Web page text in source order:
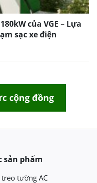
của VGE – Lựa
sạc xe điện
cộng đồng
sản phẩm
treo tường AC